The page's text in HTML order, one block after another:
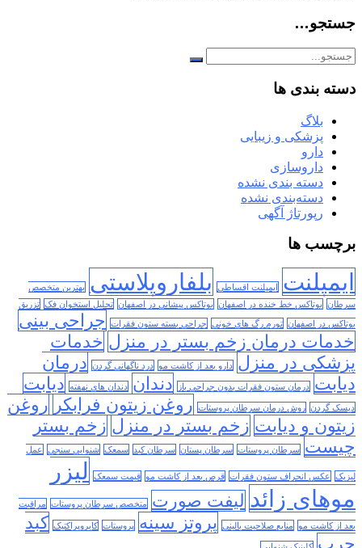
جستجو…
دسته بندی ها
بلاگ
پزشکی و زیبایی
دارو
داروسازی
دسته بندی نشده
دسته‌بندی نشده
رپورتاژ آگهی
برچسب ها
ایمپلنت ایمپلنت اقساطی بلفاروپلاستی
بهترین متخصص
سرطان بوتاکس خط خنده در اصفهان بوتاکس پیشانی در اصفهان تحلیل استخوان فک تزریق
بوتاکس در اصفهان تورم رگ های خونی جراحی بسته ستون فقرات
جراحی بینی
خدمات درمان زخم بستر در منزل خدمات
پزشکی در منزل دارو بعد از کاشت مو درد ناگهانی گردن درمان
دیابت درمان ستون فقرات بدون جراحی باز دندان دندان های نهفته دیابت
دیسک گردن روش درمان سرطان پروستات روغن زیتون فرابکر روغن
زیتون و دیابت زخم بستر در منزل زخم بستر
چیست سرطان پروستات سرطان پستان سرطان کبد سمعک شنوایی سنجی عمل
لیزیک عکس انحراف ستون فقرات قرص بعد از کاشت مو قیمت سمعک
لیزر
موهای زائد لیفت صورت متخصص سرطان پروستات مراقبت
بعد از کاشت مو منابع صلاحیت بالینی پروتز سینه پروستات کایروپراکتیک کبد
چرب